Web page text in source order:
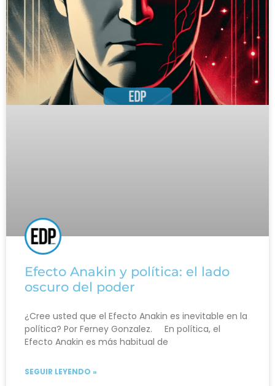
Efecto Anakin y política: el lado
oscuro del poder
¿Cree usted que el Efecto Anakin es inevitable en la
política? Por Ferney Gonzalez. En política, el
Efecto Anakin es más habitual de
SEGUIR LEYENDO »